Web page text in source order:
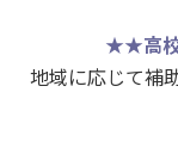
★★高
地域に応じて補